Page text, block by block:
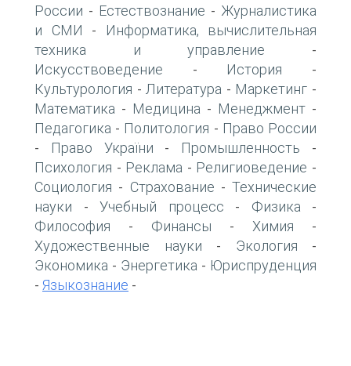
России - Естествознание - Журналистика
и СМИ -
Информатика, вычислительная
техника и управление -
Искусствоведение - История -
Культурология - Литература - Маркетинг -
Математика - Медицина - Менеджмент -
Педагогика - Политология - Право России
- Право України - Промышленность -
Психология - Реклама - Религиоведение -
Социология - Страхование - Технические
науки - Учебный процесс - Физика -
Философия - Финансы - Химия -
Художественные науки - Экология -
Экономика - Энергетика - Юриспруденция
- Языкознание -